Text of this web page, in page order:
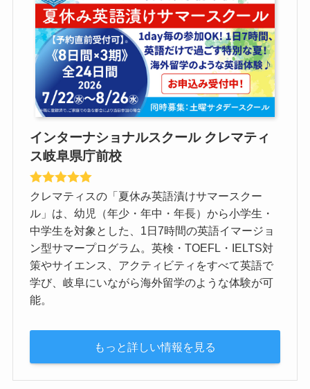
インターナショナルスクール クレマティ
ス岐阜県庁前校
クレマティスの「夏休み英語漬けサマースクー
ル」は、幼児（年少・年中・年長）から小学生・
中学生を対象とした、1日7時間の英語イマージョ
ン型サマープログラム。英検・TOEFL・IELTS対
策やサイエンス、アクティビティをすべて英語で
学び、岐阜にいながら海外留学のような体験が可
能。
もっと詳しい情報を見る